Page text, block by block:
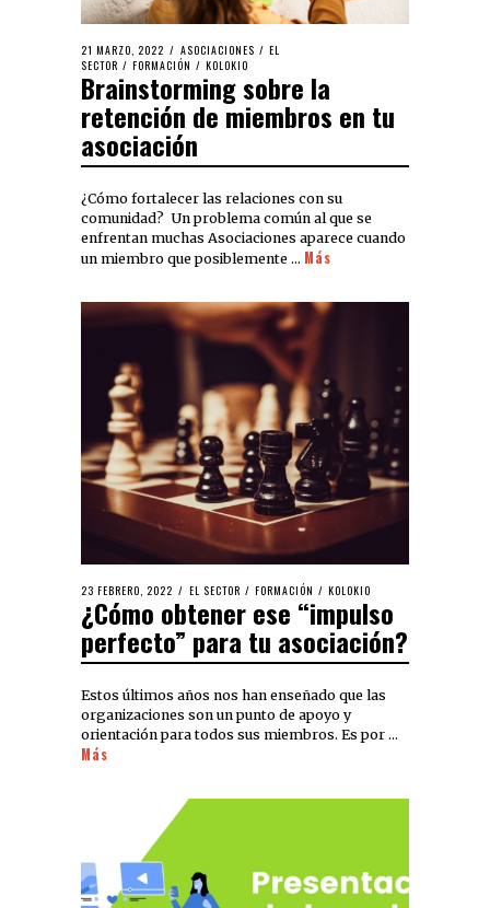
21 MARZO, 2022 ASOCIACIONES / EL
SECTOR / FORMACIÓN / KOLOKIO
Brainstorming sobre la
retención de miembros en tu
asociación
¿Cómo fortalecer las relaciones con su
comunidad? Un problema común al que se
enfrentan muchas Asociaciones aparece cuando
un miembro que posiblemente … Más
23 FEBRERO, 2022 EL SECTOR / FORMACIÓN / KOLOKIO
¿Cómo obtener ese “impulso
perfecto” para tu asociación?
Estos últimos años nos han enseñado que las
organizaciones son un punto de apoyo y
orientación para todos sus miembros. Es por …
Más